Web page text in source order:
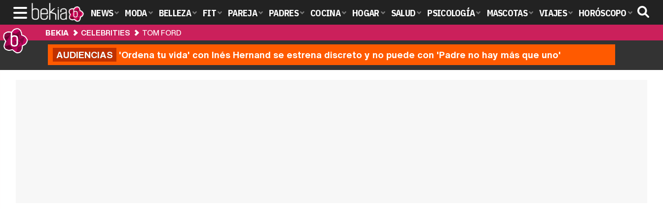
NEWS MODA BELLEZA FIT PAREJA PADRES COCINA HOGAR SALUD PSICOLOGÍA MASCOTAS VIAJES HORÓSCOPO
BEKIA CELEBRITIES TOM FORD
AUDIENCIAS 'Ordena tu vida' con Inés Hernand se estrena discreto y no puede con 'Padre no hay más que uno'